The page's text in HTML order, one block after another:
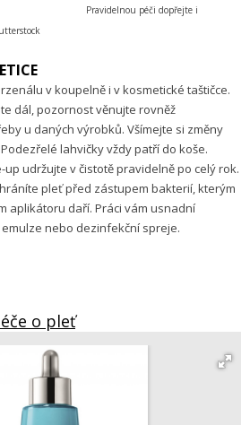
Pravidelnou péči dopřejte i
v koupelně i v kosmetické taštičce.
dál, pozornost věnujte rovněž
u daných výrobků. Všímejte si změny
lahvičky vždy patří do koše.
up udržujte v čistotě pravidelně po celý rok.
pleť před zástupem bakterií, kterým
aplikátoru daří. Práci vám usnadní
nebo dezinfekční spreje.
o pleť